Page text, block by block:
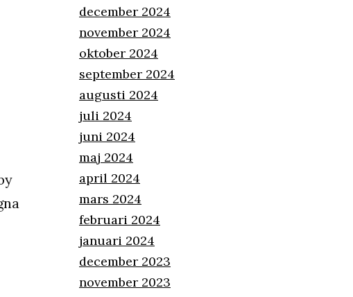
december 2024
november 2024
oktober 2024
september 2024
augusti 2024
juli 2024
juni 2024
maj 2024
april 2024
mars 2024
februari 2024
januari 2024
december 2023
november 2023